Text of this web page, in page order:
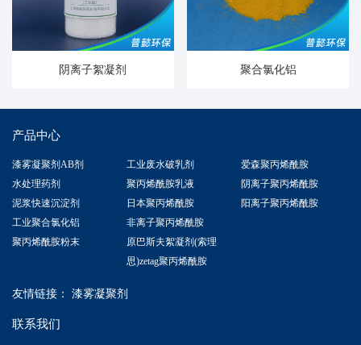
阴离子絮凝剂 聚合氯化铝
产品中心
漆雾凝聚剂AB剂
水处理药剂
泥浆快速沉淀剂
工业聚合氯化铝
聚丙烯酰胺粉末
工业废水破乳剂
聚丙烯酰胺乳液
日本聚丙烯酰胺
非离子聚丙烯酰胺
原巴斯夫絮凝剂(索理
思)zetag聚丙烯酰胺
爱森聚丙烯酰胺
阴离子聚丙烯酰胺
阳离子聚丙烯酰胺
友情链接： 漆雾凝聚剂
联系我们